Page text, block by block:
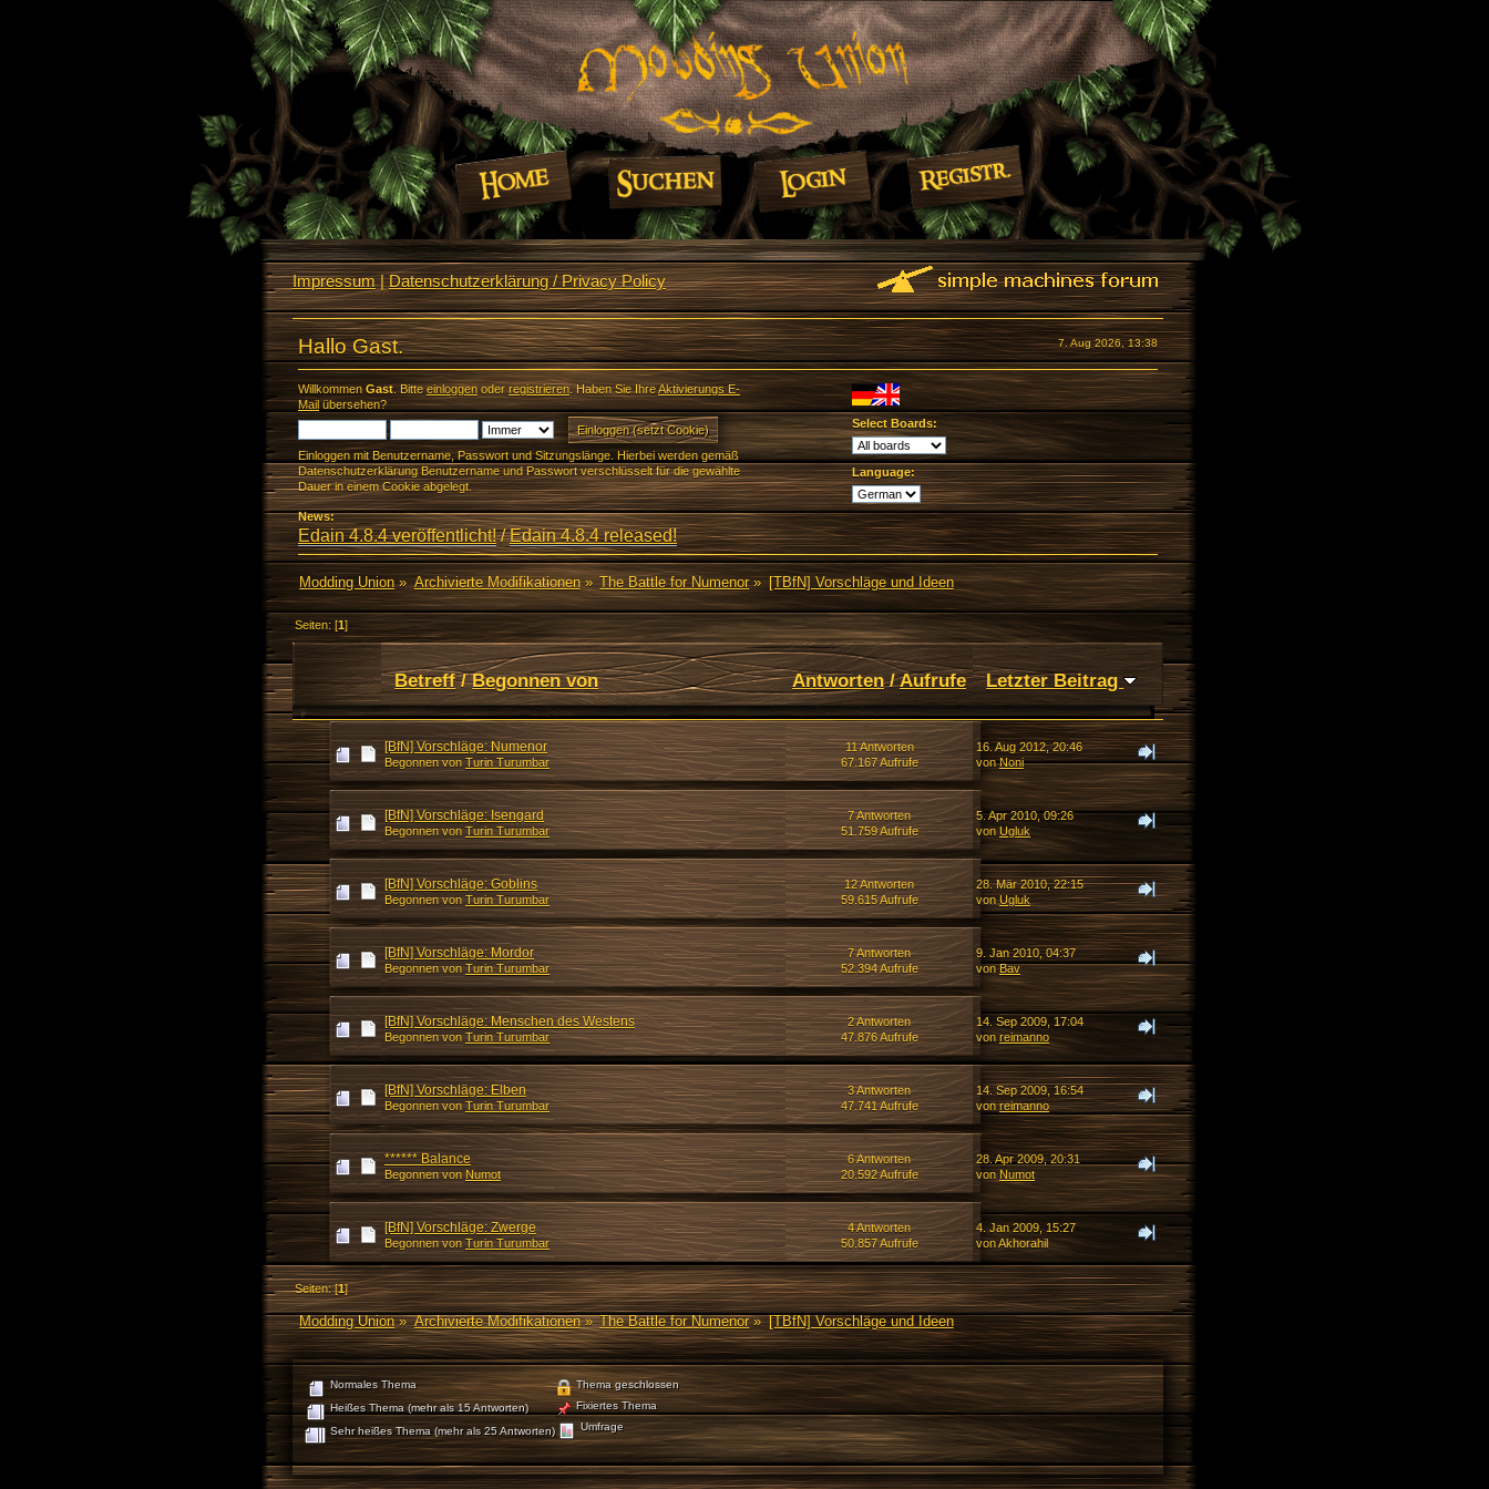
Impressum|Datenschutzerklärung / Privacy Policy
7. Aug 2026, 13:38
Hallo Gast.
Willkommen Gast. Bitte einloggenoderregistrieren. Haben Sie IhreAktivierungs E-
Mailübersehen?
Einloggen mit Benutzername, Passwort und Sitzungslänge. Hierbei werden gemäß
Datenschutzerklärung Benutzername und Passwort verschlüsselt für die gewählte
Dauer in einem Cookie abgelegt.
Select Boards:
Language:
News:
Edain 4.8.4 veröffentlicht!/Edain 4.8.4 released!
Modding Union» Archivierte Modifikationen» The Battle for Numenor» [TBfN] Vorschläge und Ideen
Seiten: [1]
Betreff/Begonnen von Antworten/Aufrufe Letzter Beitrag
[BfN] Vorschläge: Numenor
Begonnen von Turin Turumbar
11 Antworten
67.167 Aufrufe
16. Aug 2012, 20:46
vonNoni
[BfN] Vorschläge: Isengard
Begonnen von Turin Turumbar
7 Antworten
51.759 Aufrufe
5. Apr 2010, 09:26
vonUgluk
[BfN] Vorschläge: Goblins
Begonnen von Turin Turumbar
12 Antworten
59.615 Aufrufe
28. Mär 2010, 22:15
vonUgluk
[BfN] Vorschläge: Mordor
Begonnen von Turin Turumbar
7 Antworten
52.394 Aufrufe
9. Jan 2010, 04:37
vonBav
[BfN] Vorschläge: Menschen des Westens
Begonnen von Turin Turumbar
2 Antworten
47.876 Aufrufe
14. Sep 2009, 17:04
von reimanno
[BfN] Vorschläge: Elben
Begonnen von Turin Turumbar
3 Antworten
47.741 Aufrufe
14. Sep 2009, 16:54
vonreimanno
****** Balance
Begonnen von Numot
6 Antworten
20.592 Aufrufe
28. Apr 2009, 20:31
vonNumot
[BfN] Vorschläge: Zwerge
Begonnen von Turin Turumbar
4 Antworten
50.857 Aufrufe
4. Jan 2009, 15:27
von Akhorahil
Seiten: [1]
Modding Union» Archivierte Modifikationen» The Battle for Numenor» [TBfN] Vorschläge und Ideen
Normales Thema
Heißes Thema (mehr als 15 Antworten)
Sehr heißes Thema (mehr als 25 Antworten)
Thema geschlossen
Fixiertes Thema
Umfrage